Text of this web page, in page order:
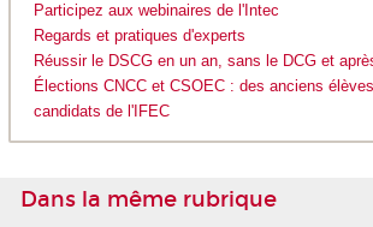
Participez aux webinaires de l'Intec
Regards et pratiques d'experts
Réussir le DSCG en un an, sans le DCG et
Élections CNCC et CSOEC : des anciens
candidats de l'IFEC
Dans la même rubrique